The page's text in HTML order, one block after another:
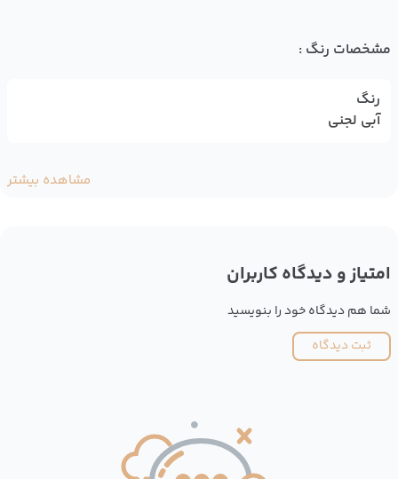
مشخصات رنگ :
رنگ
آبی لجنی
مشاهده بیشتر
امتیاز و دیدگاه کاربران
شما هم دیدگاه خود را بنویسید
ثبت دیدگاه